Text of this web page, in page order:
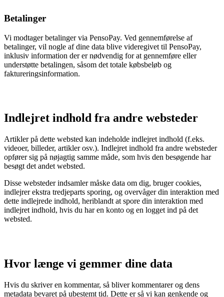
Betalinger
Vi modtager betalinger via PensoPay. Ved gennemførelse af
betalinger, vil nogle af dine data blive videregivet til PensoPay,
inklusiv information der er nødvendig for at gennemføre eller
understøtte betalingen, såsom det totale købsbeløb og
faktureringsinformation.
Indlejret indhold fra andre websteder
Artikler på dette websted kan indeholde indlejret indhold (f.eks.
videoer, billeder, artikler osv.). Indlejret indhold fra andre websteder
opfører sig på nøjagtig samme måde, som hvis den besøgende har
besøgt det andet websted.
Disse websteder indsamler måske data om dig, bruger cookies,
indlejrer ekstra tredjeparts sporing, og overvåger din interaktion med
dette indlejrede indhold, heriblandt at spore din interaktion med
indlejret indhold, hvis du har en konto og en logget ind på det
websted.
Hvor længe vi gemmer dine data
Hvis du skriver en kommentar, så bliver kommentarer og dens
metadata bevaret på ubestemt tid. Dette er så vi kan genkende og